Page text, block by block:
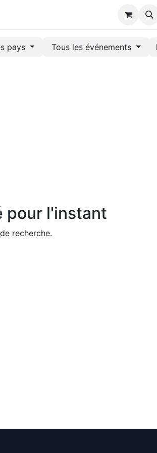
pays Tous les événements
pour l'instant
recherche.